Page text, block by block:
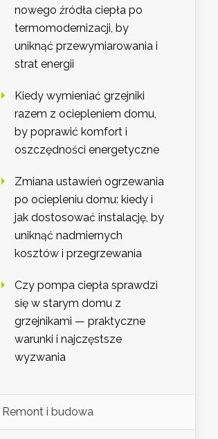
nowego źródła ciepła po
termomodernizacji, by
uniknąć przewymiarowania i
strat energii
Kiedy wymieniać grzejniki
razem z ociepleniem domu,
by poprawić komfort i
oszczędności energetyczne
Zmiana ustawień ogrzewania
po ociepleniu domu: kiedy i
jak dostosować instalację, by
uniknąć nadmiernych
kosztów i przegrzewania
Czy pompa ciepła sprawdzi
się w starym domu z
grzejnikami — praktyczne
warunki i najczęstsze
wyzwania
Remont i budowa